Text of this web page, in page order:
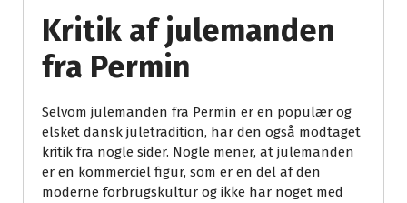
Kritik af julemanden
fra Permin
Selvom julemanden fra Permin er en populær og
elsket dansk juletradition, har den også modtaget
kritik fra nogle sider. Nogle mener, at julemanden
er en kommerciel figur, som er en del af den
moderne forbrugskultur og ikke har noget med